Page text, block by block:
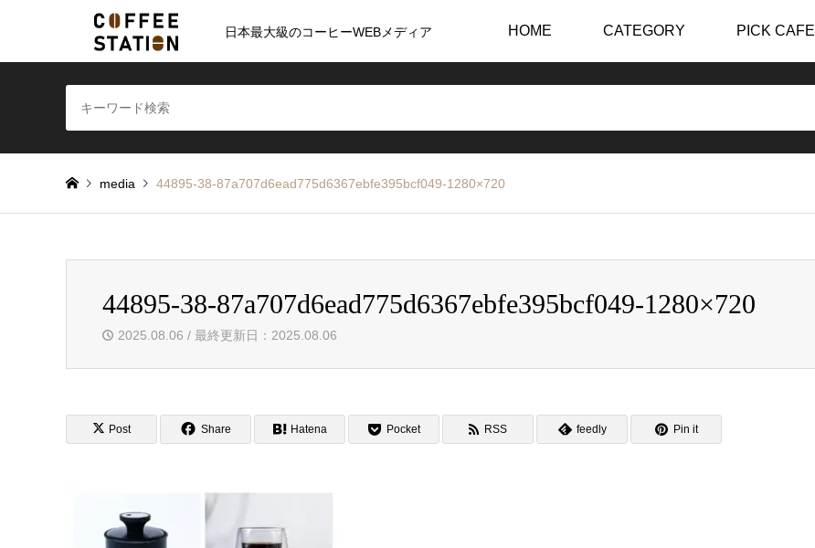
日本最大級のコーヒーWEBメディア HOME CATEGORY PICK CAFE
media 44895-38-87a707d6ead775d6367ebfe395bcf049-1280×720
44895-38-87a707d6ead775d6367ebfe395bcf049-1280×720
2025.08.06 / 最終更新日：2025.08.06
Post Share Hatena Pocket RSS feedly Pin it